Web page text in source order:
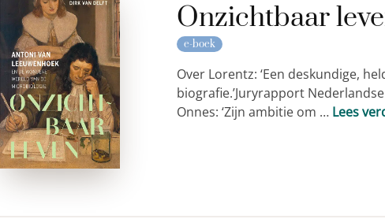
Onzichtbaar
e-boek
Over Lorentz: ‘Een deskundige,
biografie.’Juryrapport
Onnes: ‘Zijn ambitie om … Lees